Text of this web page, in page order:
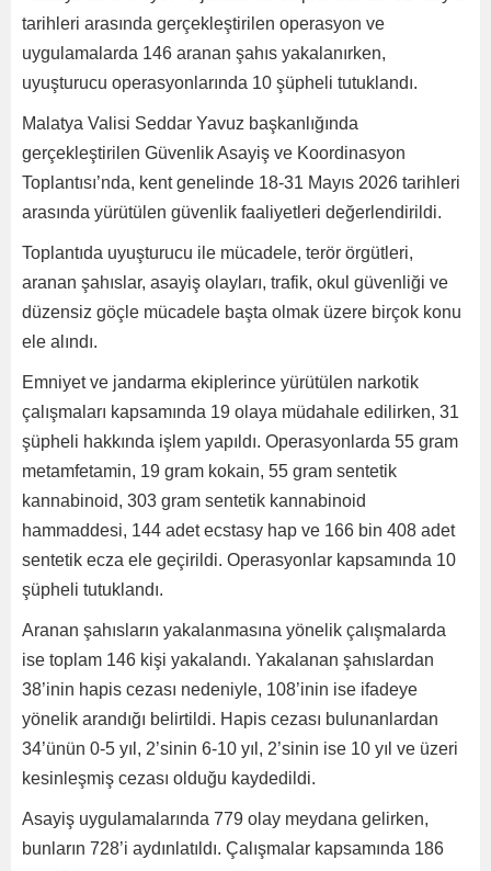
tarihleri arasında gerçekleştirilen operasyon ve
uygulamalarda 146 aranan şahıs yakalanırken,
uyuşturucu operasyonlarında 10 şüpheli tutuklandı.
Malatya Valisi Seddar Yavuz başkanlığında
gerçekleştirilen Güvenlik Asayiş ve Koordinasyon
Toplantısı’nda, kent genelinde 18-31 Mayıs 2026 tarihleri
arasında yürütülen güvenlik faaliyetleri değerlendirildi.
Toplantıda uyuşturucu ile mücadele, terör örgütleri,
aranan şahıslar, asayiş olayları, trafik, okul güvenliği ve
düzensiz göçle mücadele başta olmak üzere birçok konu
ele alındı.
Emniyet ve jandarma ekiplerince yürütülen narkotik
çalışmaları kapsamında 19 olaya müdahale edilirken, 31
şüpheli hakkında işlem yapıldı. Operasyonlarda 55 gram
metamfetamin, 19 gram kokain, 55 gram sentetik
kannabinoid, 303 gram sentetik kannabinoid
hammaddesi, 144 adet ecstasy hap ve 166 bin 408 adet
sentetik ecza ele geçirildi. Operasyonlar kapsamında 10
şüpheli tutuklandı.
Aranan şahısların yakalanmasına yönelik çalışmalarda
ise toplam 146 kişi yakalandı. Yakalanan şahıslardan
38’inin hapis cezası nedeniyle, 108’inin ise ifadeye
yönelik arandığı belirtildi. Hapis cezası bulunanlardan
34’ünün 0-5 yıl, 2’sinin 6-10 yıl, 2’sinin ise 10 yıl ve üzeri
kesinleşmiş cezası olduğu kaydedildi.
Asayiş uygulamalarında 779 olay meydana gelirken,
bunların 728’i aydınlatıldı. Çalışmalar kapsamında 186